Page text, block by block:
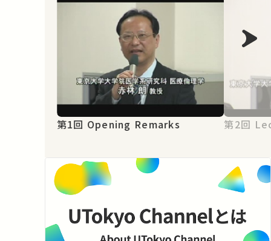
第1回 Opening Remarks 第2